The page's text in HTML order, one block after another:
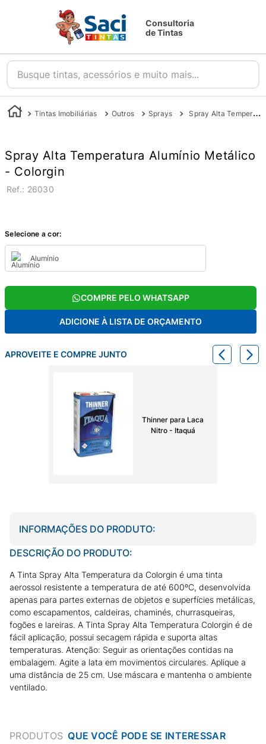
Consultoria
de Tintas
Busque tintas, acessórios e muito mais...
Tintas Imobiliárias Outros Sprays Spray Alta Temperatura - Colorgin
Spray Alta Temperatura Alumínio Metálico
- Colorgin
: 26030
Selecione a cor:
Alumínio
COMPRE PELO WHATSAPP
ADICIONE À LISTA DE ORÇAMENTO
APROVEITE E COMPRE JUNTO
Thinner para Laca
Nitro - Itaquá
INFORMAÇÕES DO PRODUTO:
DESCRIÇÃO DO PRODUTO:
A Tinta Spray Alta Temperatura da Colorgin é uma tinta
aerossol resistente a temperatura de até 600ºC, desenvolvida
apenas para partes externas de objetos e superfícies metálicas,
como escapamentos, caldeiras, chaminés, churrasqueiras,
fogões e lareiras. A Tinta Spray Alta Temperatura Colorgin é de
fácil aplicação, possui secagem rápida e suporta altas
temperaturas. Atenção: Seguir as orientações contidas na
embalagem. Agite a lata em movimentos circulares. Aplique a
uma distância de 25 cm. Use máscara e mantenha o ambiente
ventilado.
PRODUTOS